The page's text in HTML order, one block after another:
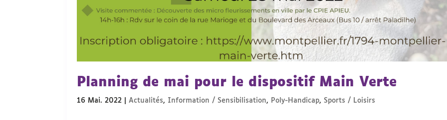
Planning de mai pour le dispositif Main Verte
16 Mai. 2022 |Actualités, Information / Sensibilisation, Poly-Handicap,Sports / Loisirs